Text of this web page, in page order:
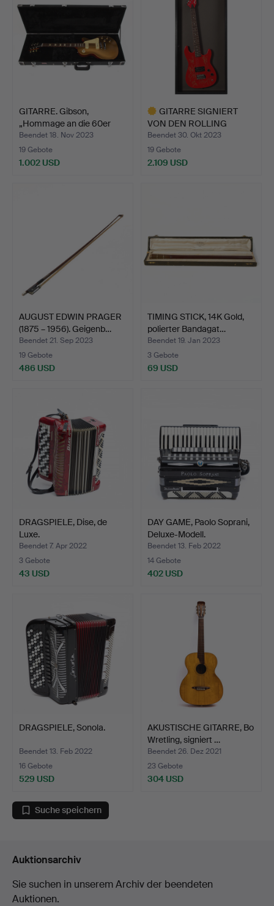
GITARRE. Gibson,
„Hommage an die 60er
Jahr…
Beendet 18. Nov 2023
19 Gebote
1.002 USD
GITARRE SIGNIERT
VON DEN ROLLING
STONES.
Beendet 30. Okt 2023
19 Gebote
2.109 USD
AUGUST EDWIN PRAGER
(1875 – 1956). Geigenb…
Beendet 21. Sep 2023
19 Gebote
486 USD
TIMING STICK, 14K Gold,
polierter Bandagat…
Beendet 19. Jan 2023
3 Gebote
69 USD
DRAGSPIELE, Dise, de
Luxe.
Beendet 7. Apr 2022
3 Gebote
43 USD
DAY GAME, Paolo Soprani,
Deluxe-Modell.
Beendet 13. Feb 2022
14 Gebote
402 USD
DRAGSPIELE, Sonola.
Beendet 13. Feb 2022
16 Gebote
529 USD
AKUSTISCHE GITARRE, Bo
Wretling, signiert …
Beendet 26. Dez 2021
23 Gebote
304 USD
Suche speichern
Auktionsarchiv
Sie suchen in unserem Archiv der beendeten
Auktionen.